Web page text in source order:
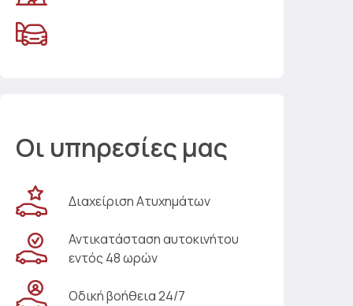
Οι υπηρεσίες μας
Διαχείριση Ατυχημάτων
Αντικατάσταση αυτοκινήτου
εντός 48 ωρών
Οδική βοήθεια 24/7